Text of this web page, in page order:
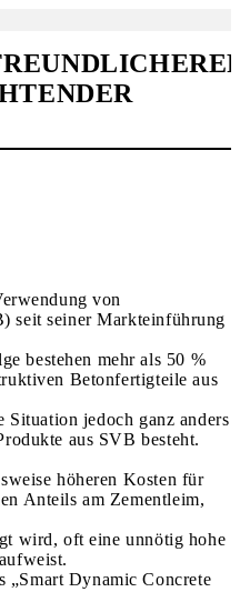
von
seit seiner Markteinführung
bestehen mehr als 50 %
Betonfertigteile aus
Situation jedoch ganz anders
aus SVB besteht.
höheren Kosten für
Anteils am Zementleim,
wird, oft eine unnötig hohe
„Smart Dynamic Concrete